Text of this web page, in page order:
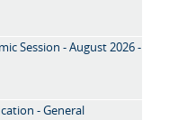
Session - August 2026 -
- General